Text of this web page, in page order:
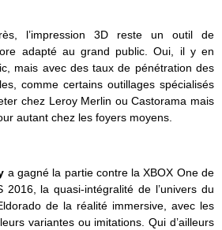
l’impression 3D reste un outil de
adapté au grand public. Oui, il y en
mais avec des taux de pénétration des
comme certains outillages spécialisés
chez Leroy Merlin ou Castorama mais
autant chez les foyers moyens.
a gagné la partie contre la XBOX One de
2016, la quasi-intégralité de l’univers du
de la réalité immersive, avec les
variantes ou imitations. Qui d’ailleurs